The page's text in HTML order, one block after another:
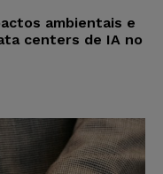
ambientais e
centers de IA no